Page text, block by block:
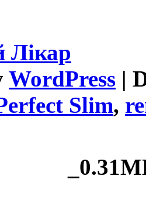
Лікар
WordPress |
Slim,